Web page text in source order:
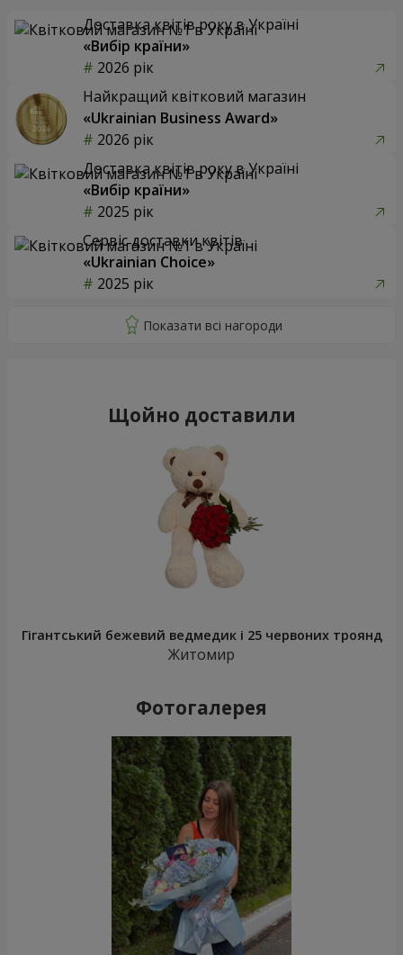
Доставка квітів року в Україні
«Вибір країни»
2026 рік
Найкращий квітковий магазин
«Ukrainian Business Award»
2026 рік
Доставка квітів року в Україні
«Вибір країни»
2025 рік
Сервіс доставки квітів
«Ukrainian Choice»
2025 рік
Щойно доставили
Гігантський бежевий ведмедик і 25 червоних троянд
Житомир
Фотогалерея